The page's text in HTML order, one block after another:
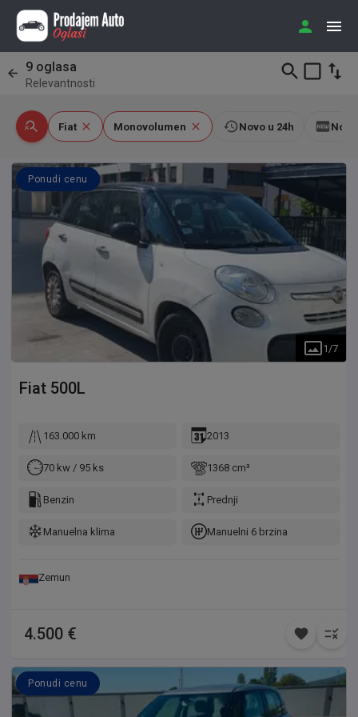
9 oglasa
Relevantnosti
Fiat Monovolumen Novo u 24h Novo
Ponudi cenu
1 /7
Fiat 500L
163.000 km 2013
70 kw / 95 ks 1368 cm³
Benzin Prednji
Manuelna klima Manuelni 6 brzina
Zemun
4.500 €
Ponudi cenu